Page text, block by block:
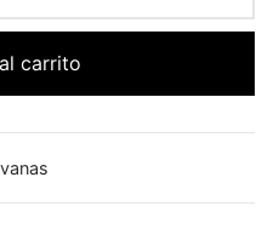
carrito